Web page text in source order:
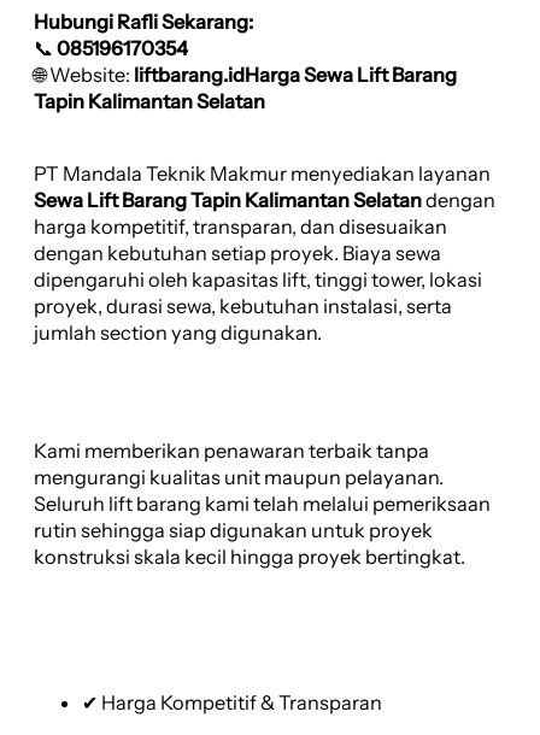
Hubungi Rafli Sekarang:
📞 085196170354
🌐 Website: liftbarang.idHarga Sewa Lift Barang
Tapin Kalimantan Selatan
PT Mandala Teknik Makmur menyediakan layanan
Sewa Lift Barang Tapin Kalimantan Selatandengan
harga kompetitif, transparan, dan disesuaikan
dengan kebutuhan setiap proyek. Biaya sewa
dipengaruhi oleh kapasitas lift, tinggi tower, lokasi
proyek, durasi sewa, kebutuhan instalasi, serta
jumlah section yang digunakan.
Kami memberikan penawaran terbaik tanpa
mengurangi kualitas unit maupun pelayanan.
Seluruh lift barang kami telah melalui pemeriksaan
rutin sehingga siap digunakan untuk proyek
konstruksi skala kecil hingga proyek bertingkat.
✔ Harga Kompetitif & Transparan